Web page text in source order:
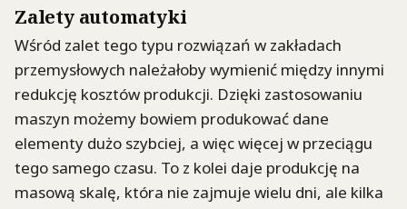
Zalety automatyki
Wśród zalet tego typu rozwiązań w zakładach
przemysłowych należałoby wymienić między innymi
redukcję kosztów produkcji. Dzięki zastosowaniu
maszyn możemy bowiem produkować dane
elementy dużo szybciej, a więc więcej w przeciągu
tego samego czasu. To z kolei daje produkcję na
masową skalę, która nie zajmuje wielu dni, ale kilka